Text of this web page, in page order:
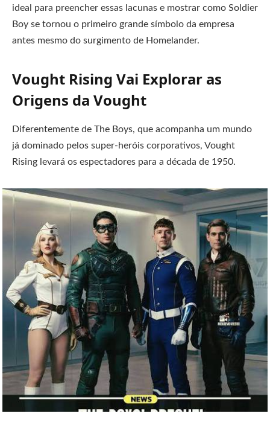
ideal para preencher essas lacunas e mostrar como Soldier
Boy se tornou o primeiro grande símbolo da empresa
antes mesmo do surgimento de Homelander.
Vought Rising Vai Explorar as
Origens da Vought
Diferentemente de The Boys, que acompanha um mundo
já dominado pelos super-heróis corporativos, Vought
Rising levará os espectadores para a década de 1950.